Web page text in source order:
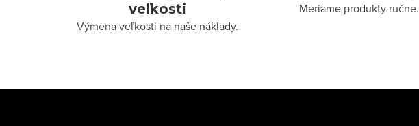
veľkosti
Výmena veľkosti na naše náklady.
Meriame produkty ručne.